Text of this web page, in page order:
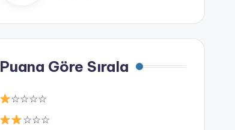
Puana Göre Sırala
☆☆☆☆
☆☆☆